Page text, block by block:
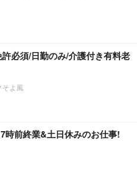
必須/日勤のみ/介護付き有料老
よ風
時前終業&土日休みのお仕事!